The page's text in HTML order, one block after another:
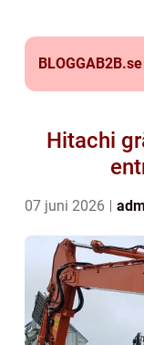
BLOGGAB2B.se
Hitachi
07 juni 2026